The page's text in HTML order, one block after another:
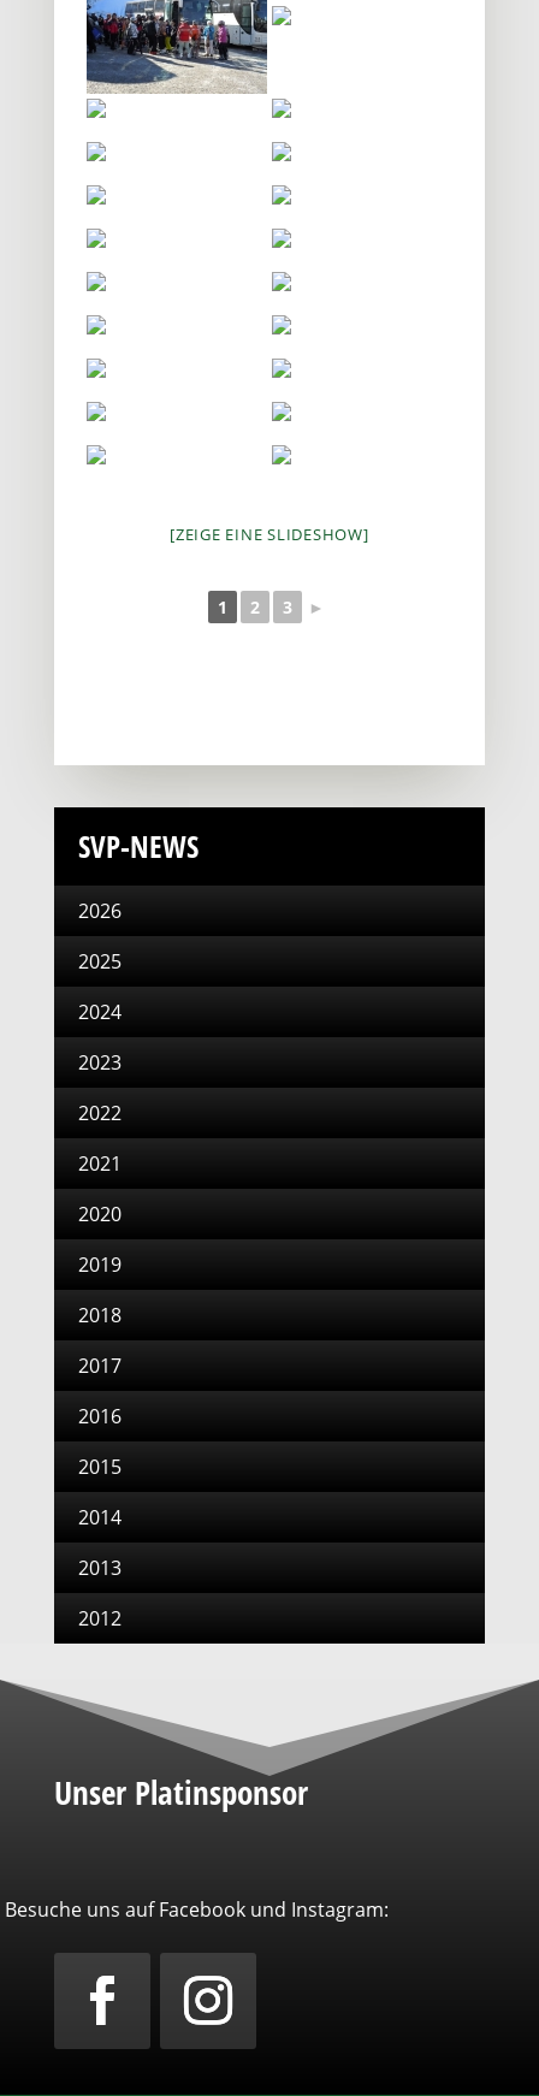
[ZEIGE EINE SLIDESHOW]
1 2 3 ►
SVP-NEWS
2026
2025
2024
2023
2022
2021
2020
2019
2018
2017
2016
2015
2014
2013
2012
Unser Platinsponsor
Besuche uns auf Facebook und Instagram: